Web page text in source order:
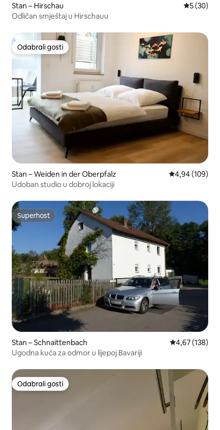
Stan – Hirschau Prosječna
5 (30)
Odličan smještaj u Hirschauu
Odabrali gosti
Odabrali gosti
Stan – Weiden in der Oberpfalz Prosječna
4,94 (109)
Udoban studio u dobroj lokaciji
Superhost
Superhost
Stan – Schnaittenbach Prosječna
4,67 (138)
Ugodna kuća za odmor u lijepoj Bavariji
Odabrali gosti
Odabrali gosti